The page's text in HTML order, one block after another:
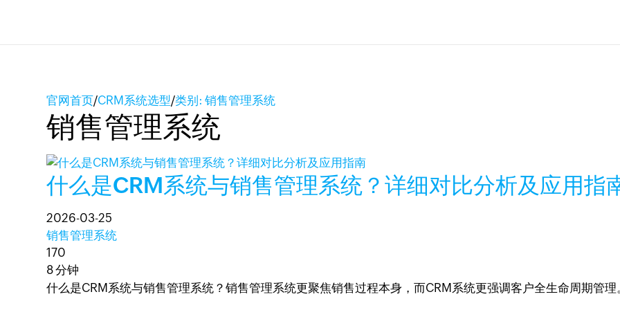
官网首页/CRM系统选型/类别: 销售管理系统
销售管理系统
什么是CRM系统与销售管理系统？详细对比分析及应用指
2026-03-25
销售管理系统
170
8 分钟
什么是CRM系统与销售管理系统？销售管理系统更聚焦销售过程本身，而CRM系统更强调客户全生命周期管